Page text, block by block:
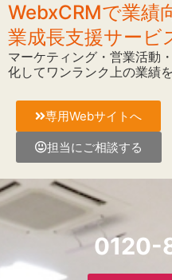
WebxCRMで業績
業成長支援サービ
マーケティング・営業活動
化してワンランク上の業績
専用Webサイトへ
担当にご相談する
0120-